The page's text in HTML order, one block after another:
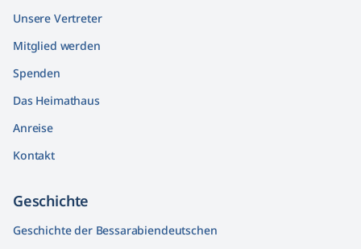
Unsere Vertreter
Mitglied werden
Spenden
Das Heimathaus
Anreise
Kontakt
Geschichte
Geschichte der Bessarabiendeutschen